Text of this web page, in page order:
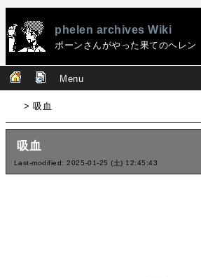
phelen archives Wiki
ポーンさんがやった果てのヘレン
Menu
> 吸血
吸血
Last-modified: 2025-01-25 (土) 12:45:43